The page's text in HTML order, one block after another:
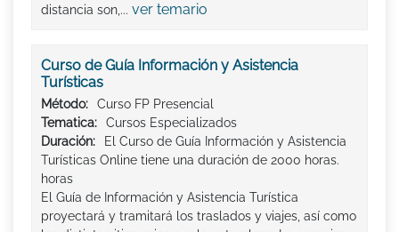
distancia son,... ver temario
Curso de Guía Información y Asistencia
Turísticas
Método:
Curso FP Presencial
Tematica:
Cursos Especializados
Duración:
El Curso de Guía Información y Asistencia
Turísticas Online tiene una duración de 2000 horas.
horas
El Guía de Información y Asistencia Turística
proyectará y tramitará los traslados y viajes, así como